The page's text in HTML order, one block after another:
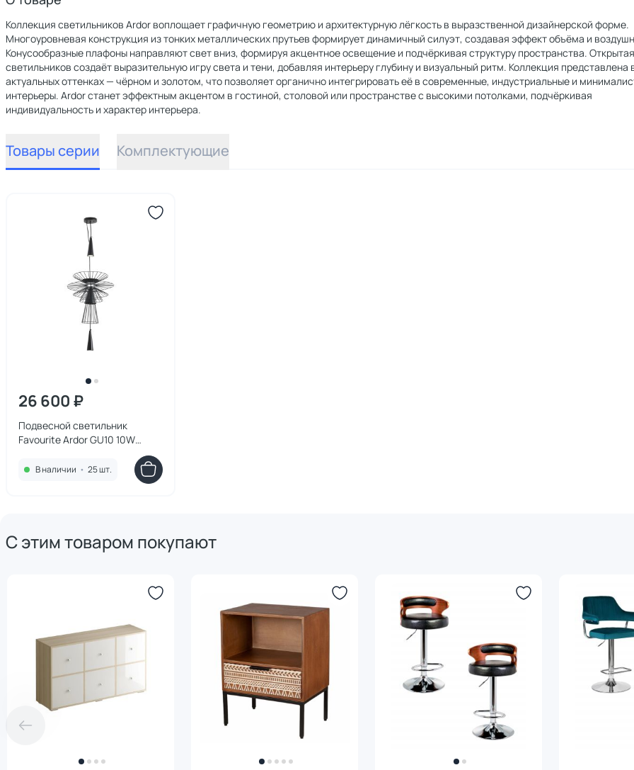
Коллекция светильников Ardor воплощает графичную геометрию и архитектурную лёгкость в выразственной дизайнерской форме.
Многоуровневая конструкция из тонких металлических прутьев формирует динамичный силуэт, создавая эффект объёма и
Конусообразные плафоны направляют свет вниз, формируя акцентное освещение и подчёркивая структуру пространства.
светильников создаёт выразительную игру света и тени, добавляя интерьеру глубину и визуальный ритм. Коллекция представлена
актуальных оттенках — чёрном и золотом, что позволяет органично интегрировать её в современные, индустриальные и
интерьеры. Ardor станет эффектным акцентом в гостиной, столовой или пространстве с высокими потолками, подчёркивая
индивидуальность и характер интерьера.
Товары серии Комплектующие
26 600 ₽
Подвесной светильник
Favourite Ardor GU10 10W
В наличии • 25 шт.
С этим товаром покупают